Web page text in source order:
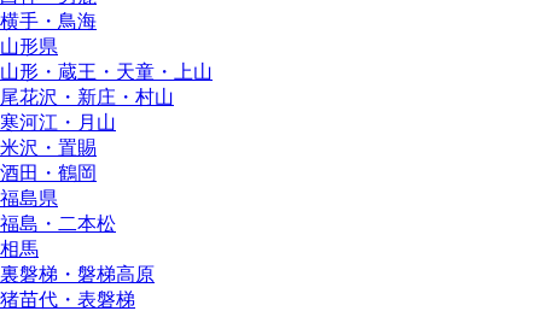
横手・鳥海
山形県
山形・蔵王・天童・上山
尾花沢・新庄・村山
寒河江・月山
米沢・置賜
酒田・鶴岡
福島県
福島・二本松
相馬
裏磐梯・磐梯高原
猪苗代・表磐梯